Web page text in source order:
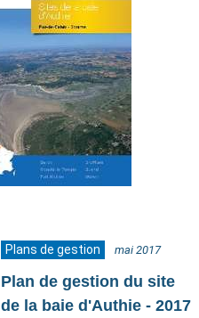
Plans de gestion mai 2017
Plan de gestion du site
de la baie d'Authie - 2017